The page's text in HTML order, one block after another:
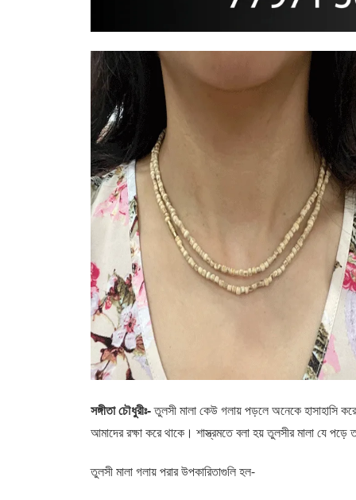
সঙ্গীতা চৌধুরীঃ-তুলসী মালা কেউ গলায় পড়লে অনেকে হাসাহাসি
আমাদের রক্ষা করে থাকে। শাস্ত্রমতে বলা হয় তুলসীর মালা যে
তুলসী মালা গলায় পরার উপকারিতাগুলি হল-